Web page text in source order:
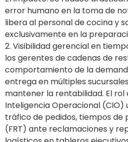
error humano en la toma de
libera al personal de cocina y
exclusivamente en la
2. Visibilidad gerencial en
los gerentes de cadenas de
comportamiento de la
entrega en múltiples
mantener la rentabilidad. El rol
Inteligencia Operacional (CIO)
tráfico de pedidos, tiempos de
(FRT) ante reclamaciones y